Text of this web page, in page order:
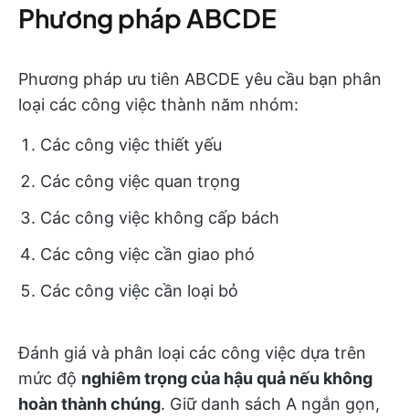
Phương pháp ABCDE
Phương pháp ưu tiên ABCDE yêu cầu bạn phân
loại các công việc thành năm nhóm:
Các công việc thiết yếu
Các công việc quan trọng
Các công việc không cấp bách
Các công việc cần giao phó
Các công việc cần loại bỏ
Đánh giá và phân loại các công việc dựa trên
mức độ nghiêm trọng của hậu quả nếu không
hoàn thành chúng. Giữ danh sách A ngắn gọn,